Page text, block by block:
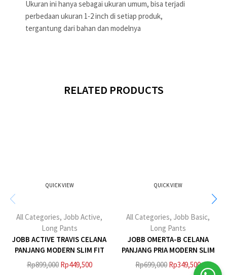
Ukuran ini hanya sebagai ukuran umum, bisa terjadi
perbedaan ukuran 1-2 inch di setiap produk,
tergantung dari bahan dan modelnya
RELATED PRODUCTS
QUICK VIEW
All Categories, Jobb Active,
Long Pants
JOBB ACTIVE TRAVIS CELANA
PANJANG MODERN SLIM FIT
HIJAU 2023
Rp899,000 Rp449,500
QUICK VIEW
All Categories, Jobb Basic,
Long Pants
JOBB OMERTA-B CELANA
PANJANG PRIA MODERN SLIM
FIT BLACK 3
Rp699,000 Rp349,500